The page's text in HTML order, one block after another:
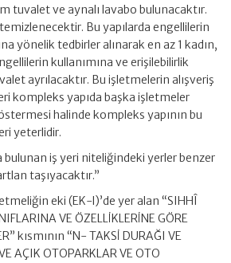
tuvalet ve aynalı lavabo bulunacaktır.
Bu yapılarda engellilerin
yönelik tedbirler alınarak en az 1 kadın,
kullanımına ve erişilebilirlik
ayrılacaktır. Bu işletmelerin alışveriş
kompleks yapıda başka işletmeler
halinde kompleks yapının bu
yeterlidir.
bulunan iş yeri niteliğindeki yerler benzer
taşıyacaktır.”
eki (EK-l)’de yer alan “SIHHÎ
VE ÖZELLİKLERİNE GÖRE
kısmının “N- TAKSİ DURAĞI VE
AÇIK OTOPARKLAR VE OTO